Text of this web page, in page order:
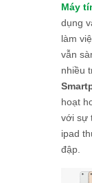
Máy
dụng
làm
vẫn
nhiều
hoạt
với sự
ipad
đập.